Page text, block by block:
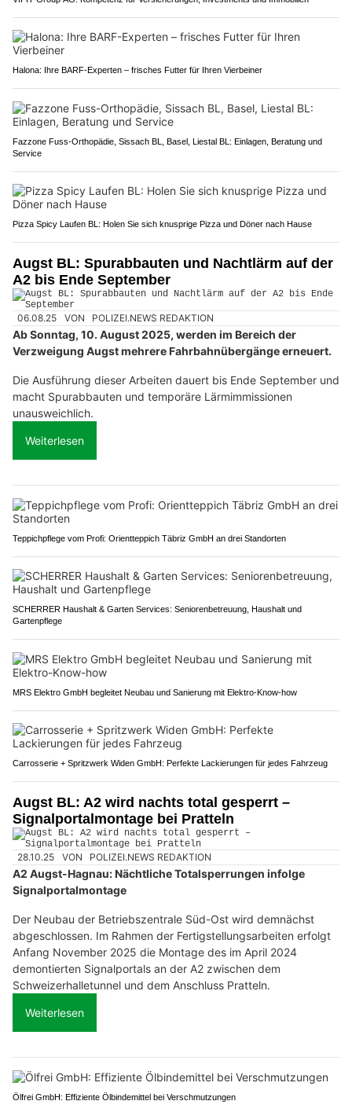
Halona: Ihre BARF-Experten – frisches Futter für Ihren Vierbeiner
Fazzone Fuss-Orthopädie, Sissach BL, Basel, Liestal BL: Einlagen, Beratung und
Service
Pizza Spicy Laufen BL: Holen Sie sich knusprige Pizza und Döner nach Hause
Augst BL: Spurabbauten und Nachtlärm auf der
A2 bis Ende September
06.08.25 VON POLIZEI.NEWS REDAKTION
Ab Sonntag, 10. August 2025, werden im Bereich der
Verzweigung Augst mehrere Fahrbahnübergänge erneuert.
Die Ausführung dieser Arbeiten dauert bis Ende September und
macht Spurabbauten und temporäre Lärmimmissionen
unausweichlich.
Weiterlesen
Teppichpflege vom Profi: Orientteppich Täbriz GmbH an drei Standorten
SCHERRER Haushalt & Garten Services: Seniorenbetreuung, Haushalt und
Gartenpflege
MRS Elektro GmbH begleitet Neubau und Sanierung mit Elektro-Know-how
Carrosserie + Spritzwerk Widen GmbH: Perfekte Lackierungen für jedes Fahrzeug
Augst BL: A2 wird nachts total gesperrt –
Signalportalmontage bei Pratteln
28.10.25 VON POLIZEI.NEWS REDAKTION
A2 Augst-Hagnau: Nächtliche Totalsperrungen infolge
Signalportalmontage
Der Neubau der Betriebszentrale Süd-Ost wird demnächst
abgeschlossen. Im Rahmen der Fertigstellungsarbeiten erfolgt
Anfang November 2025 die Montage des im April 2024
demontierten Signalportals an der A2 zwischen dem
Schweizerhalletunnel und dem Anschluss Pratteln.
Weiterlesen
Ölfrei GmbH: Effiziente Ölbindemittel bei Verschmutzungen